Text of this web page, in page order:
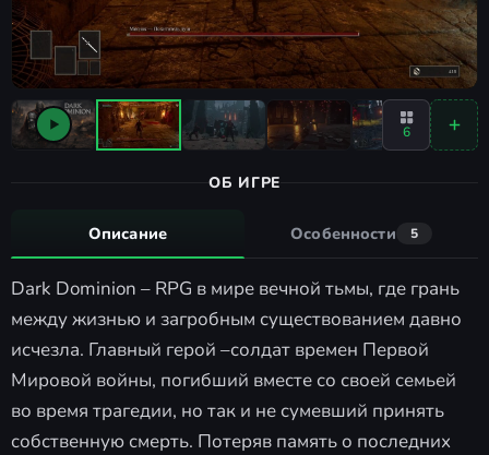
6
ОБ ИГРЕ
Описание Особенности 5
Dark Dominion – RPG в мире вечной тьмы, где грань
между жизнью и загробным существованием давно
исчезла. Главный герой –солдат времен Первой
Мировой войны, погибший вместе со своей семьей
во время трагедии, но так и не сумевший принять
собственную смерть. Потеряв память о последних